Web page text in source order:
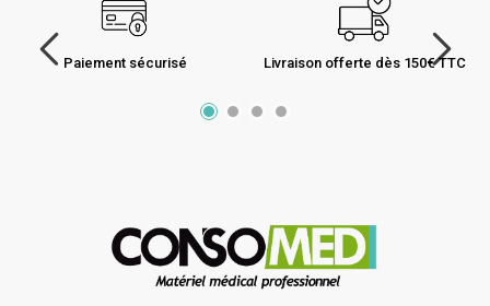
Paiement sécurisé Livraison offerte dès 150€ TTC